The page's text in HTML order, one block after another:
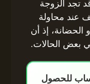
تجد الزوجة
عند محاولة
الحضانة، إذ أن
بعض الحالات.
للحصول